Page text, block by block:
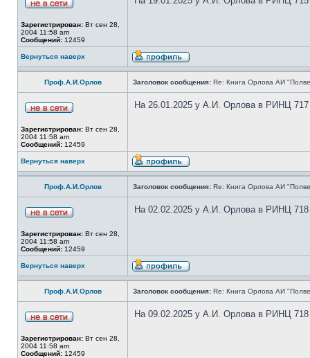
Зарегистрирован: Вт сен 28,
2004 11:58 am
Сообщений: 12459
Вернуться наверх
Проф.А.И.Орлов Заголовок сообщения: Re: Книга Орлова АИ
Зарегистрирован: Вт сен 28,
2004 11:58 am
Сообщений: 12459
На 26.01.2025 у А.И. Орлова в РИНЦ 717
Вернуться наверх
Проф.А.И.Орлов Заголовок сообщения: Re: Книга Орлова АИ
Зарегистрирован: Вт сен 28,
2004 11:58 am
Сообщений: 12459
На 02.02.2025 у А.И. Орлова в РИНЦ 718
Вернуться наверх
Проф.А.И.Орлов Заголовок сообщения: Re: Книга Орлова АИ
Зарегистрирован: Вт сен 28,
2004 11:58 am
Сообщений: 12459
На 09.02.2025 у А.И. Орлова в РИНЦ 718